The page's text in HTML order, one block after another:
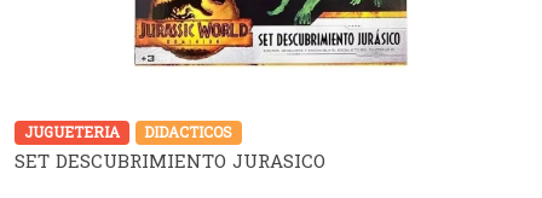
JUGUETERIA DIDACTICOS
SET DESCUBRIMIENTO JURASICO